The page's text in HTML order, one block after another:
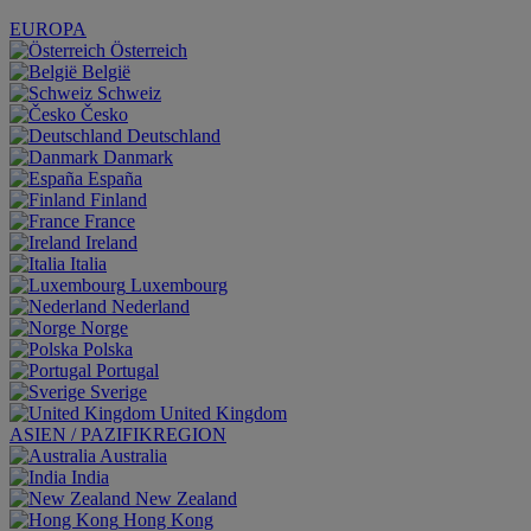
EUROPA
Österreich
België
Schweiz
Česko
Deutschland
Danmark
España
Finland
France
Ireland
Italia
Luxembourg
Nederland
Norge
Polska
Portugal
Sverige
United Kingdom
ASIEN / PAZIFIKREGION
Australia
India
New Zealand
Hong Kong